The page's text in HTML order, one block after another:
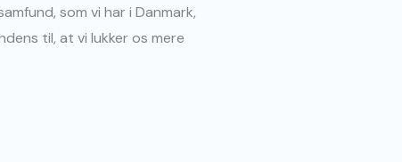
som vi har i Danmark,
til, at vi lukker os mere